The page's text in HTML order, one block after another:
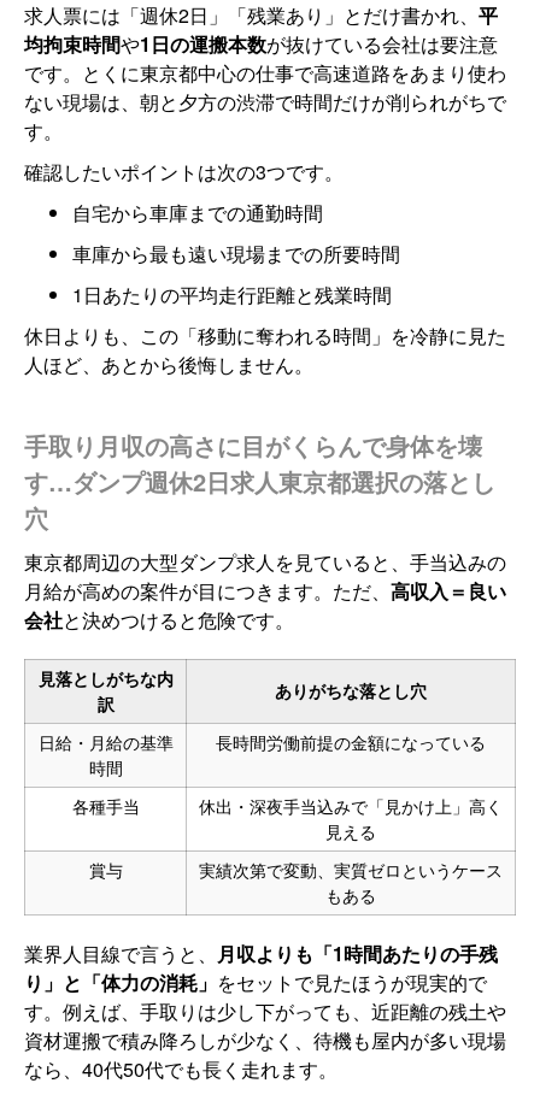
求人票には「週休2日」「残業あり」とだけ書かれ、 平
均拘束時間や1日の運搬本数が抜けている会社は要注意
です。とくに東京都中心の仕事で高速道路をあまり使わ
ない現場は、朝と夕方の渋滞で時間だけが削られがちで
す。
確認したいポイントは次の3つです。
自宅から車庫までの通勤時間
車庫から最も遠い現場までの所要時間
1日あたりの平均走行距離と残業時間
休日よりも、この「移動に奪われる時間」を冷静に見た
人ほど、あとから後悔しません。
手取り月収の高さに目がくらんで身体を壊
す…ダンプ週休2日求人東京都選択の落とし
穴
東京都周辺の大型ダンプ求人を見ていると、手当込みの
月給が高めの案件が目につきます。ただ、 高収入＝良い
会社と決めつけると危険です。
見落としがちな内
訳
ありがちな落とし穴
日給・月給の基準
時間
長時間労働前提の金額になっている
各種手当
休出・深夜手当込みで「見かけ上」高く
見える
賞与
実績次第で変動、実質ゼロというケース
もある
業界人目線で言うと、 月収よりも「1時間あたりの手残
り」と「体力の消耗」 をセットで見たほうが現実的で
す。例えば、手取りは少し下がっても、近距離の残土や
資材運搬で積み降ろしが少なく、待機も屋内が多い現場
なら、40代50代でも長く走れます。